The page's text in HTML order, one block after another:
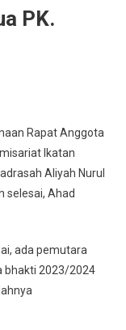
PK.
Rapat Anggota
Ikatan
Aliyah Nurul
selesai, Ahad
ada pemutara
bhakti 2023/2024